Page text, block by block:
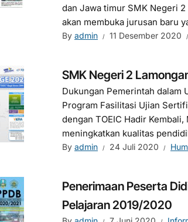
dan Jawa timur SMK Negeri
akan membuka jurusan baru
By admin 11 Desember 2020
SMK Negeri 2
Dukungan Pemerintah dalam
Program Fasilitasi Ujian
dengan TOEIC Hadir
meningkatkan kualitas
By admin 24 Juli 2020
Penerimaan Peserta
Pelajaran 2019/2020